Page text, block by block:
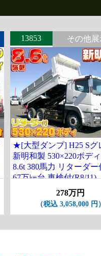
13853 その他展
★[大型ダンプ] H25 Sグ
新明和製 530×220ボデ
8.6t 380馬力 リターダー
67万㎞台 車検付(R8/11)
278万円
（税込 3,058,000 円）